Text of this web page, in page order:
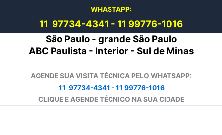
WHASTAPP:
11 97734-4341 - 11 99776-1016
São Paulo - grande São Paulo
ABC Paulista - Interior - Sul de Minas
AGENDE SUA VISITA TÉCNICA PELO WHATSAPP:
11 97734-4341 -11 99776-1016
CLIQUE E AGENDE TÉCNICO NA SUA CIDADE